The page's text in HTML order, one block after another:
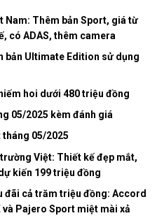
Nam: Thêm bản Sport, giá từ
có ADAS, thêm camera
bản Ultimate Edition sử dụng
hoi dưới 480 triệu đồng
05/2025 kèm đánh giá
tháng 05/2025
Việt: Thiết kế đẹp mắt,
kiến 199 triệu đồng
đãi cả trăm triệu đồng: Accord
Pajero Sport miệt mài xả